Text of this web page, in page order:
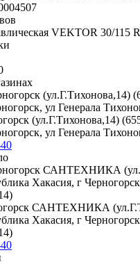
VEKTOR 30/115
(ул.Г.Тихонова,14)
ул Генерала
САНТЕХНИКА
Хакасия, г